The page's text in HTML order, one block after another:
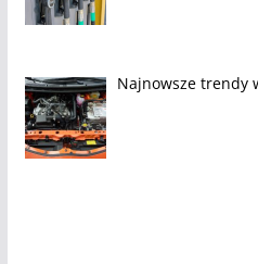
Najnowsze trendy